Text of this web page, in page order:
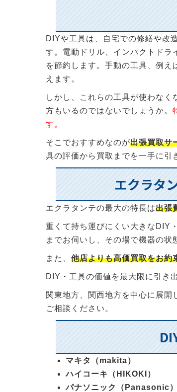
DIYや工具は、自宅での修繕や改
す。電動ドリル、インパクトドラ
を節約します。手動の工具、例
えます。
しかし、これらの工具が使わな
方もいるのではないでしょうか。
す。
そこでおすすめなのが出張買取サ
具の評価から買取までを一手に引
エクラタ
エクラタンテの最大の特長は出張
重くて持ち運びにくい大きなDIY
までお伺いし、その場で機器の状
また、 他店よりも高価買取をお約
DIY・工具の価値を最大限に引き
関東地方、関西地方を中心に展開
ご相談ください。
マキタ（makita）
ハイコーキ（HIKOKI）
パナソニック（Panasonic）